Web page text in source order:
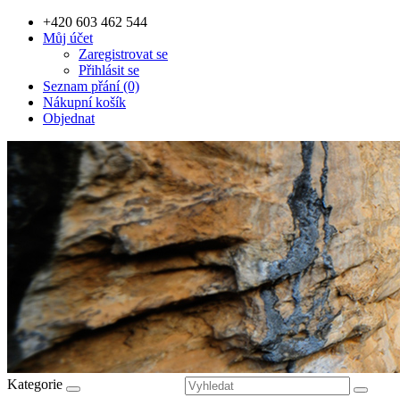
+420 603 462 544
Můj účet
Zaregistrovat se
Přihlásit se
Seznam přání (0)
Nákupní košík
Objednat
Kategorie